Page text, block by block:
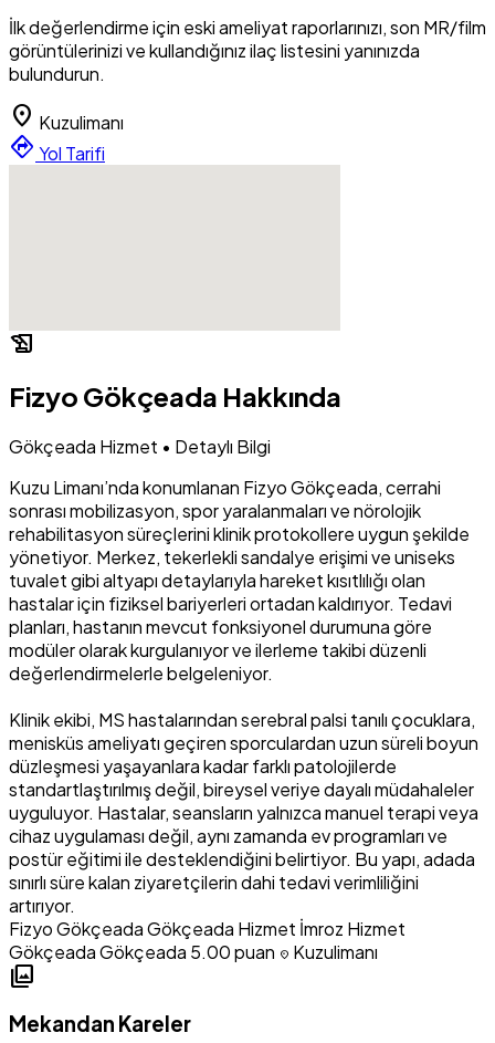
İlk değerlendirme için eski ameliyat raporlarınızı, son MR/film
görüntülerinizi ve kullandığınız ilaç listesini yanınızda
bulundurun.
location_on Kuzulimanı
directions Yol Tarifi
history_edu
Fizyo Gökçeada Hakkında
Gökçeada Hizmet • Detaylı Bilgi
Kuzu Limanı’nda konumlanan Fizyo Gökçeada, cerrahi
sonrası mobilizasyon, spor yaralanmaları ve nörolojik
rehabilitasyon süreçlerini klinik protokollere uygun şekilde
yönetiyor. Merkez, tekerlekli sandalye erişimi ve uniseks
tuvalet gibi altyapı detaylarıyla hareket kısıtlılığı olan
hastalar için fiziksel bariyerleri ortadan kaldırıyor. Tedavi
planları, hastanın mevcut fonksiyonel durumuna göre
modüler olarak kurgulanıyor ve ilerleme takibi düzenli
değerlendirmelerle belgeleniyor.
Klinik ekibi, MS hastalarından serebral palsi tanılı çocuklara,
menisküs ameliyatı geçiren sporculardan uzun süreli boyun
düzleşmesi yaşayanlara kadar farklı patolojilerde
standartlaştırılmış değil, bireysel veriye dayalı müdahaleler
uyguluyor. Hastalar, seansların yalnızca manuel terapi veya
cihaz uygulaması değil, aynı zamanda ev programları ve
postür eğitimi ile desteklendiğini belirtiyor. Bu yapı, adada
sınırlı süre kalan ziyaretçilerin dahi tedavi verimliliğini
artırıyor.
Fizyo GökçeadaGökçeada Hizmet İmroz Hizmet
Gökçeada Gökçeada 5.00 puan location_on Kuzulimanı
photo_library
Mekandan Kareler